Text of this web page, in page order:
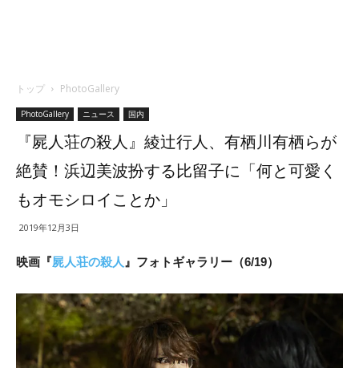
トップ PhotoGallery
PhotoGallery ニュース 国内
『屍人荘の殺人』綾辻行人、有栖川有栖らが
絶賛！浜辺美波扮する比留子に「何と可愛く
もオモシロイことか」
2019年12月3日
映画『屍人荘の殺人 』フォトギャラリー（6/19）